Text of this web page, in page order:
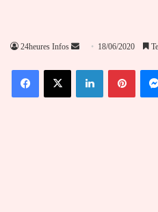
24heures Infos
Envoyer
courriel
18/06/2020
FacebookX Linkedin